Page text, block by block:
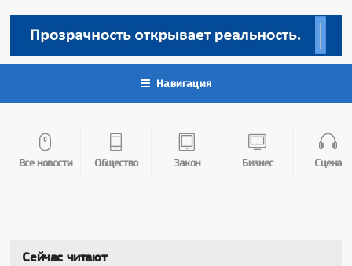
Навигация
Все новости Общество Закон Бизнес Сцена
Сейчас читают